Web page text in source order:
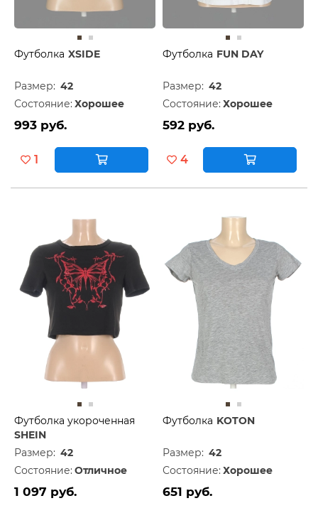
Футболка XSIDE
Размер: 42
Состояние: Хорошее
993 руб.
1
Футболка FUN DAY
Размер: 42
Состояние: Хорошее
592 руб.
4
Футболка укороченная
SHEIN
Размер: 42
Состояние: Отличное
1 097 руб.
Футболка KOTON
Размер: 42
Состояние: Хорошее
651 руб.